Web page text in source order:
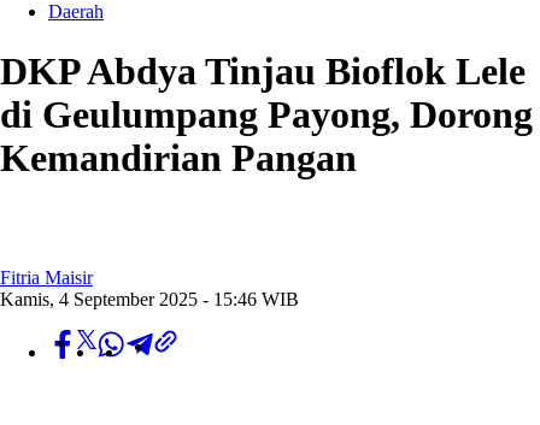
Daerah
DKP Abdya Tinjau Bioflok Lele
di Geulumpang Payong, Dorong
Kemandirian Pangan
Fitria Maisir
Kamis, 4 September 2025 - 15:46 WIB